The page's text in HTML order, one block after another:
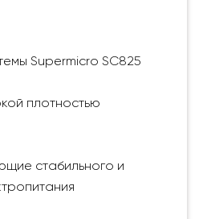
Supermicro SC825
плотностью
стабильного и